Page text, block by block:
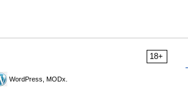
18+
WordPress, MODx.